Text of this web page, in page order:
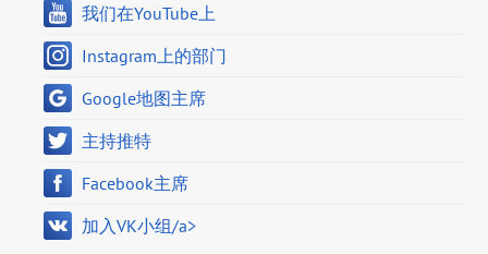
我们在YouTube上
Instagram上的部门
Google地图主席
主持推特
Facebook主席
加入VK小组/a>